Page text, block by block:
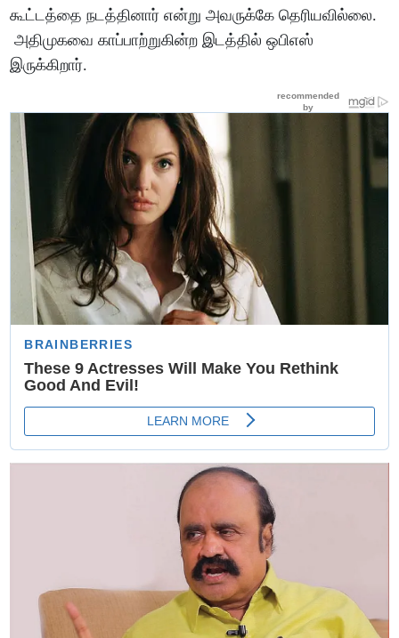
கூட்டத்தை நடத்தினார் என்று அவருக்கே தெரியவில்லை.
அதிமுகவை காப்பாற்றுகின்ற இடத்தில் ஒபிஎஸ்
இருக்கிறார்.